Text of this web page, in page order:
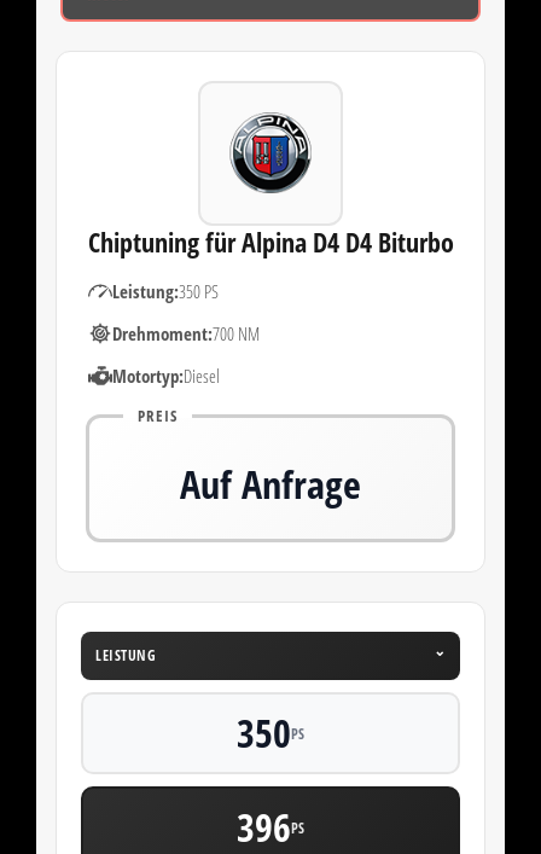
Chiptuning für Alpina D4 D4 Biturbo
Leistung:350 PS
Drehmoment:700 NM
Motortyp:Diesel
PREIS
Auf Anfrage
LEISTUNG ⌄
350PS
396PS